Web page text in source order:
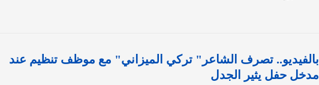
بالفيديو.. تصرف الشاعر" تركي الميزاني" مع موظف تنظيم عند
مدخل حفل يثير الجدل